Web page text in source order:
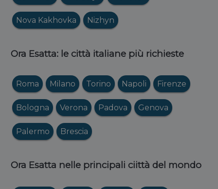
Nova Kakhovka Nizhyn
Ora Esatta: le città italiane più richieste
Roma Milano Torino Napoli Firenze
Bologna Verona Padova Genova
Palermo Brescia
Ora Esatta nelle principali ciittà del mondo